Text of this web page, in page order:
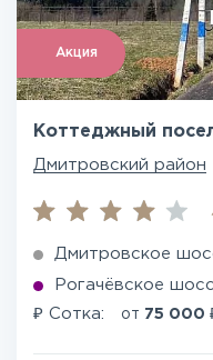
Акция
Коттеджный
Дмитровский район
Дмитровское
Рогачёвское
₽ Сотка: от 75 000